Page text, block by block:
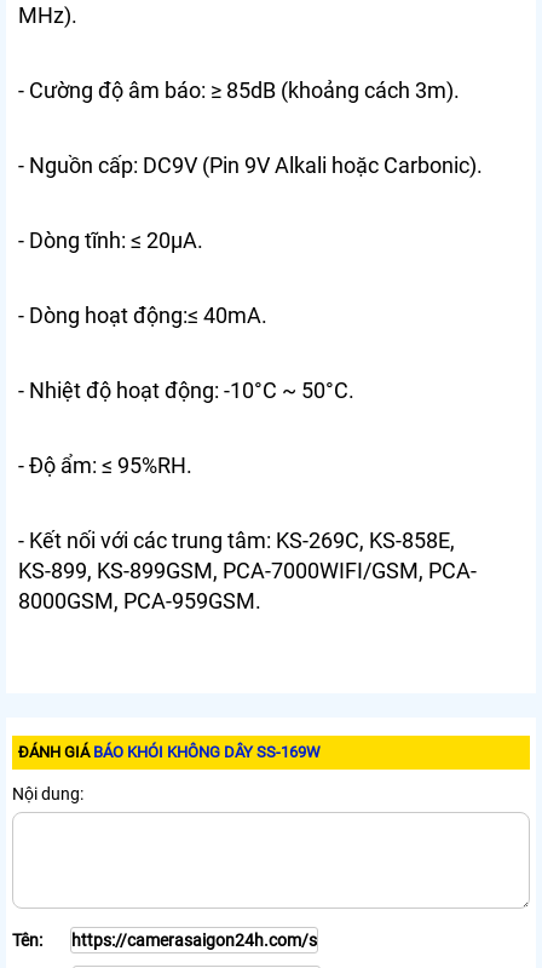
MHz).
- Cường độ âm báo: ≥ 85dB (khoảng cách 3m).
- Nguồn cấp: DC9V (Pin 9V Alkali hoặc Carbonic).
- Dòng tĩnh: ≤ 20µA.
- Dòng hoạt động:≤ 40mA.
- Nhiệt độ hoạt động: -10°C ~ 50°C.
- Độ ẩm: ≤ 95%RH.
- Kết nối với các trung tâm: KS-269C, KS-858E,
KS-899, KS-899GSM, PCA-7000WIFI/GSM, PCA-
8000GSM, PCA-959GSM.
ĐÁNH GIÁ BÁO KHÓI KHÔNG DÂY SS-169W
Nội dung:
Tên: